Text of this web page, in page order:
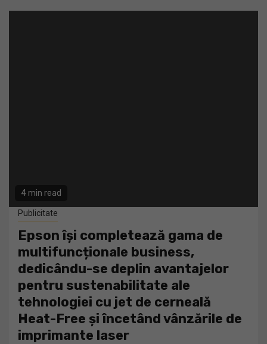
4 min read
Publicitate
Epson își completează gama de
multifuncționale business,
dedicându-se deplin avantajelor
pentru sustenabilitate ale
tehnologiei cu jet de cerneală
Heat-Free și încetând vânzările de
imprimante laser